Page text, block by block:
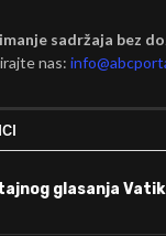
sadržaja bez
nas:
glasanja